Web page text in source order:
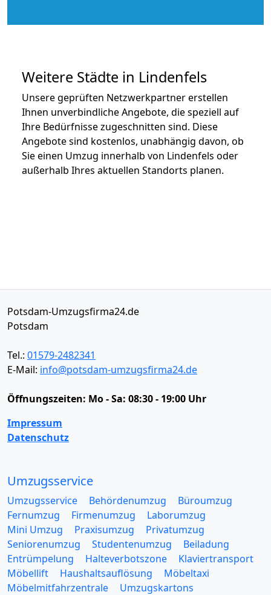
Weitere Städte in Lindenfels
Unsere geprüften Netzwerkpartner erstellen
Ihnen unverbindliche Angebote, die speziell auf
Ihre Bedürfnisse zugeschnitten sind. Diese
Angebote sind kostenlos, unabhängig davon, ob
Sie einen Umzug innerhalb von Lindenfels oder
außerhalb Ihres aktuellen Standorts planen.
Potsdam-Umzugsfirma24.de
Potsdam
Tel.: 01579-2482341
E-Mail: info@potsdam-umzugsfirma24.de
Öffnungszeiten: Mo - Sa: 08:30 - 19:00 Uhr
Impressum
Datenschutz
Umzugsservice
Umzugsservice Behördenumzug
Büroumzug
Fernumzug
Firmenumzug
Laborumzug
Mini Umzug
Praxisumzug
Privatumzug
Seniorenumzug
Studentenumzug
Beiladung
Entrümpelung
Halteverbotszone
Klaviertransport
Möbellift
Haushaltsauflösung
Möbeltaxi
Möbelmitfahrzentrale
Umzugskartons